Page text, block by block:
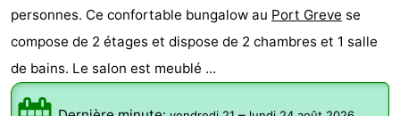
personnes. Ce confortable bungalow au Port Greve se
compose de 2 étages et dispose de 2 chambres et 1 salle
de bains. Le salon est meublé ...